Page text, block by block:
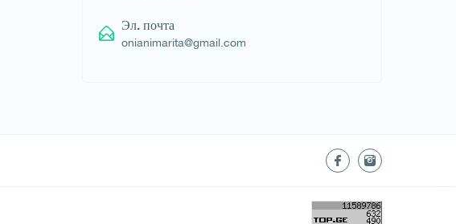
Эл. почта
onianimarita@gmail.com